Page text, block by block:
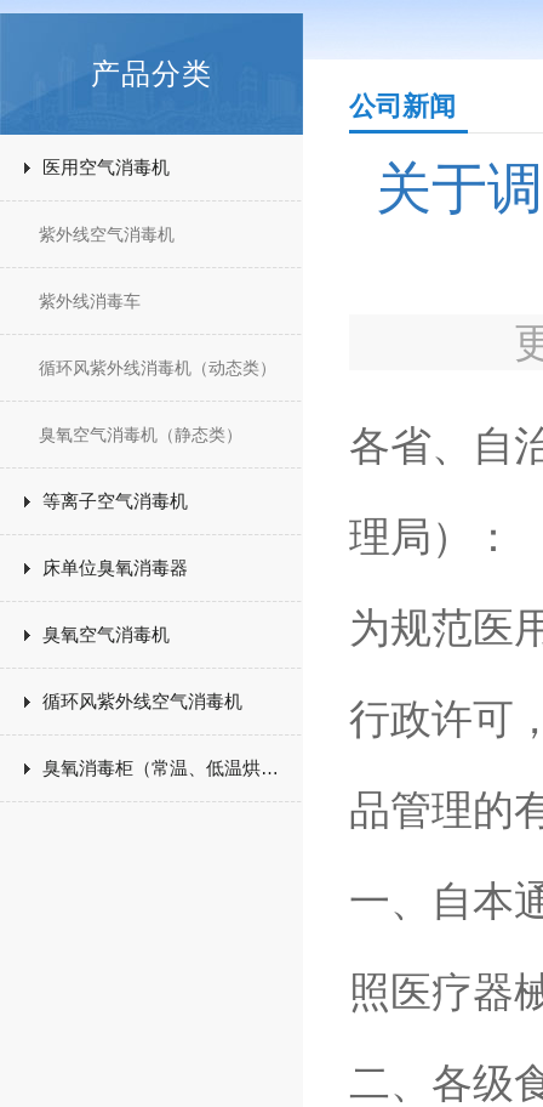
产品分类
医用空气消毒机
紫外线空气消毒机
紫外线消毒车
循环风紫外线消毒机（动态类）
臭氧空气消毒机（静态类）
等离子空气消毒机
床单位臭氧消毒器
臭氧空气消毒机
循环风紫外线空气消毒机
臭氧消毒柜（常温、低温烘干）
公司新闻
关于
各省、自
理局
为规范医
行政许可
品管理
一、自本
照医疗
二、各级